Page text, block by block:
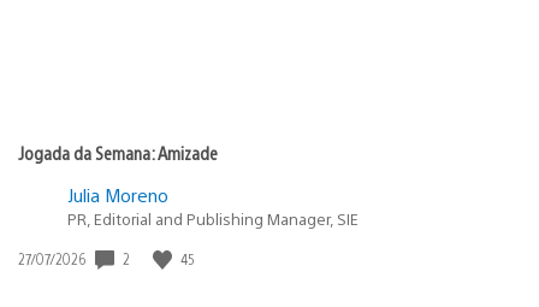
Jogada da Semana: Amizade
Julia Moreno
PR, Editorial and Publishing Manager, SIE
Data
27/07/2026 2 45